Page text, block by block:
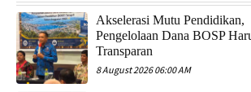
Akselerasi Mutu Pendidikan,
Pengelolaan Dana BOSP
Transparan
8 August 2026 06:00 AM